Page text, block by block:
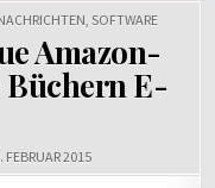
SOFTWARE
Amazon-
Büchern E-
FEBRUAR 2015